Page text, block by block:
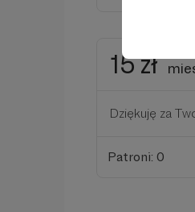
15 zł
Dziękuję za
Patroni: 0